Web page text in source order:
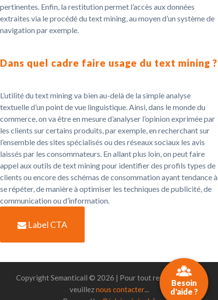
pertinentes. Enfin, la restitution permet l’accès aux données
extraites via le procédé du text mining, au moyen d’un système de
navigation par exemple.
Dans quel cadre faire usage du text mining ?
L’utilité du text mining va bien au-delà de la simple analyse
textuelle d’un point de vue linguistique. Ainsi, dans le monde du
commerce, on va être en mesure d’analyser l’opinion exprimée par
les clients sur certains produits, par exemple, en recherchant sur
l’ensemble des sites spécialisés ou des réseaux sociaux les avis
laissés par les consommateurs. En allant plus loin, on peut faire
appel aux outils de text mining pour identifier des profils types de
clients ou encore des schémas de consommation ayant tendance à
se répéter, de manière à optimiser les techniques de publicité, de
communication ou d’information.
Label CTA
Copyright Semanticall © 2026 | Pour tout renseignement,
veuilleznous contacter...
Besoin
d'aide ?